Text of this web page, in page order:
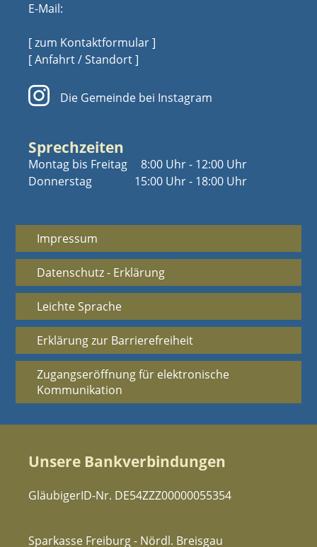
E-Mail:
[ zum Kontaktformular ]
[ Anfahrt / Standort ]
Die Gemeinde bei Instagram
Sprechzeiten
Montag bis Freitag
Donnerstag
8:00 Uhr - 12:00 Uhr
15:00 Uhr - 18:00 Uhr
Impressum
Datenschutz - Erklärung
Leichte Sprache
Erklärung zur Barrierefreiheit
Zugangseröffnung für elektronische
Kommunikation
Unsere Bankverbindungen
GläubigerID-Nr. DE54ZZZ00000055354
Sparkasse Freiburg - Nördl. Breisgau